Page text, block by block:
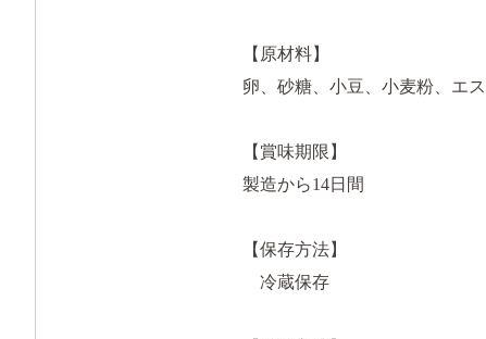
【原材料】
卵、砂糖、小豆、小麦粉、エ
【賞味期限】
製造から14日間
【保存方法】
冷蔵保存